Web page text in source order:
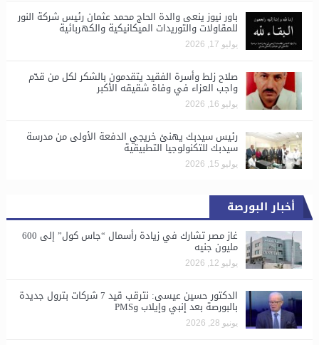
باور نيوز ينعى والدة الحاج محمد عثمان رئيس شركة النور
للمقاولات والتوريدات الميكانيكية والكهربائية
يوليو 17, 2026
صلاح زلط وأسرة الفقيد يتقدمون بالشكر لكل من قدّم
واجب العزاء في وفاة شقيقه الأكبر
يوليو 16, 2026
رئيس سيدبك يهنئ خريجي الدفعة الأولى من مدرسة
سيدبك للتكنولوجيا التطبيقية
يوليو 15, 2026
أخبار البورصة
غاز مصر تشارك في زيادة رأسمال “جاس كول” إلى 600
مليون جنيه
يوليو 12, 2026
الدكتور حسين عيسى: نترقب قيد 7 شركات بترول جديدة
بالبورصة بعد إنبي وإيلاب وPMS
يونيو 28, 2026